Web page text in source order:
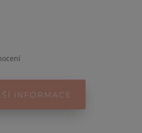
INFORMACE